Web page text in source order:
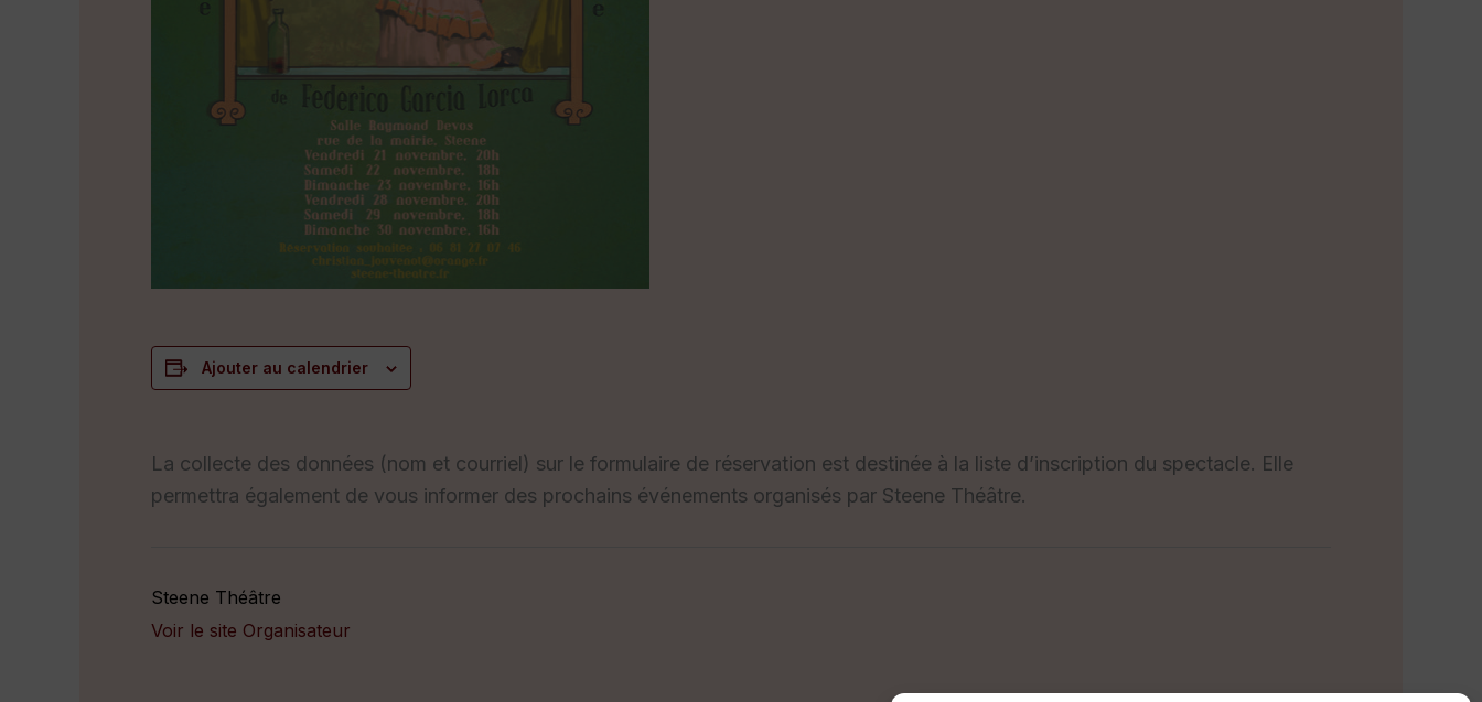
Ajouter au calendrier
La collecte des données (nom et courriel) sur le formulaire de réservation est destinée à la liste d’inscription du spectacle. Elle
permettra également de vous informer des prochains événements organisés par Steene Théâtre.
Steene Théâtre
Voir le site Organisateur